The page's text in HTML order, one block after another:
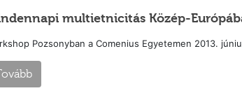
multietnicitás Közép-
Pozsonyban a Comenius Egyetemen 2013.